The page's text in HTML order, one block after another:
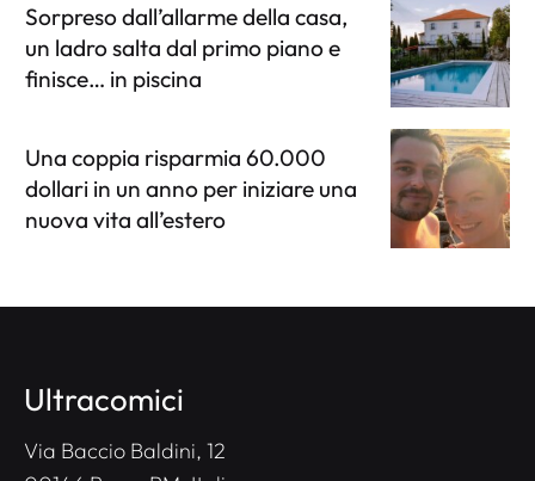
Sorpreso dall’allarme della casa,
un ladro salta dal primo piano e
finisce… in piscina
Una coppia risparmia 60.000
dollari in un anno per iniziare una
nuova vita all’estero
Ultracomici
Via Baccio Baldini, 12